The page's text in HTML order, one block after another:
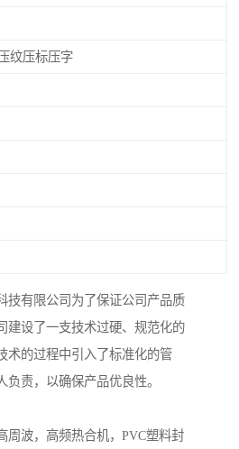
纹压标压字
技有限公司为了保证公司产品质
建设了一支技术过硬、规范化的
术的过程中引入了标准化的管
责，以确保产品优良性。
波，高频热合机，PVC塑料封